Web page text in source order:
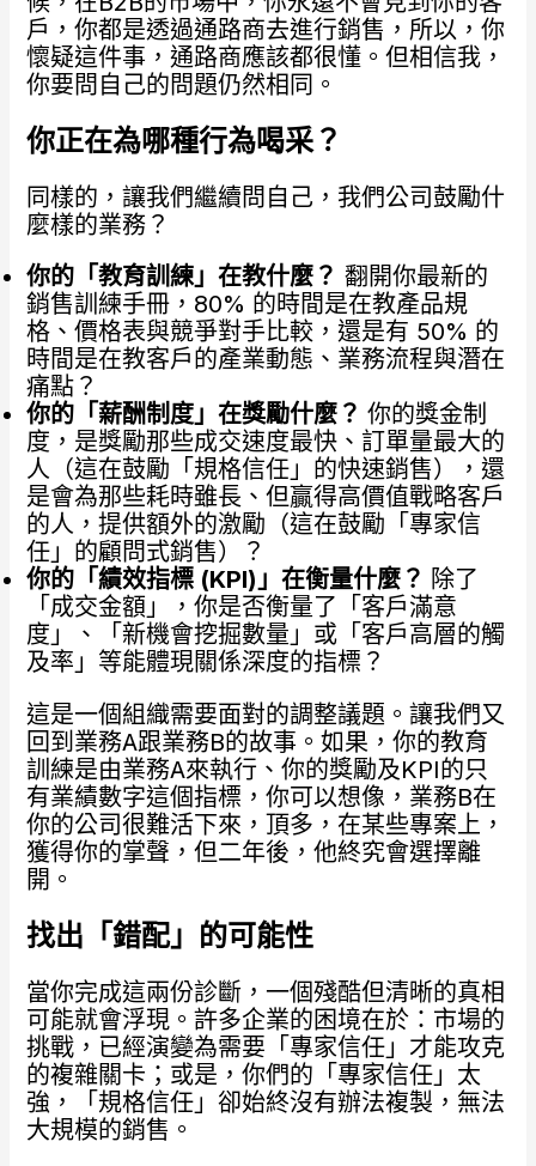
戶，你都是透過通路商去進行銷售，所以，你
懷疑這件事，通路商應該都很懂。但相信我，
你要問自己的問題仍然相同。
你正在為哪種行為喝采？
同樣的，讓我們繼續問自己，我們公司鼓勵什
麼樣的業務？
你的「教育訓練」在教什麼？ 翻開你最新的
銷售訓練手冊，80% 的時間是在教產品規
格、價格表與競爭對手比較，還是有 50% 的
時間是在教客戶的產業動態、業務流程與潛在
痛點？
你的「薪酬制度」在獎勵什麼？ 你的獎金制
度，是獎勵那些成交速度最快、訂單量最大的
人（這在鼓勵「規格信任」的快速銷售），還
是會為那些耗時雖長、但贏得高價值戰略客戶
的人，提供額外的激勵（這在鼓勵「專家信
任」的顧問式銷售）？
你的「績效指標 (KPI)」在衡量什麼？ 除了
「成交金額」，你是否衡量了「客戶滿意
度」、「新機會挖掘數量」或「客戶高層的觸
及率」等能體現關係深度的指標？
這是一個組織需要面對的調整議題。讓我們又
回到業務A跟業務B的故事。如果，你的教育
訓練是由業務A來執行、你的獎勵及KPI的只
有業績數字這個指標，你可以想像，業務B在
你的公司很難活下來，頂多，在某些專案上，
獲得你的掌聲，但二年後，他終究會選擇離
開。
找出「錯配」的可能性
當你完成這兩份診斷，一個殘酷但清晰的真相
可能就會浮現。許多企業的困境在於：市場的
挑戰，已經演變為需要「專家信任」才能攻克
的複雜關卡；或是，你們的「專家信任」太
強，「規格信任」卻始終沒有辦法複製，無法
大規模的銷售。